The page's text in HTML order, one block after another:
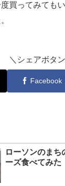
買ってみても
＼シェアボタ
Facebook
ローソンのまち
ーズ食べてみた